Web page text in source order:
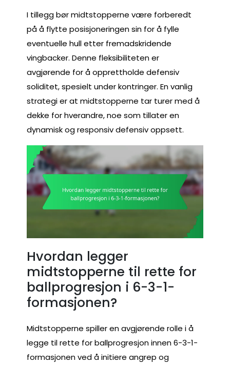
I tillegg bør midtstopperne være forberedt
på å flytte posisjoneringen sin for å fylle
eventuelle hull etter fremadskridende
vingbacker. Denne fleksibiliteten er
avgjørende for å opprettholde defensiv
soliditet, spesielt under kontringer. En vanlig
strategi er at midtstopperne tar turer med å
dekke for hverandre, noe som tillater en
dynamisk og responsiv defensiv oppsett.
Hvordan legger
midtstopperne til rette for
ballprogresjon i 6-3-1-
formasjonen?
Midtstopperne spiller en avgjørende rolle i å
legge til rette for ballprogresjon innen 6-3-1-
formasjonen ved å initiere angrep og